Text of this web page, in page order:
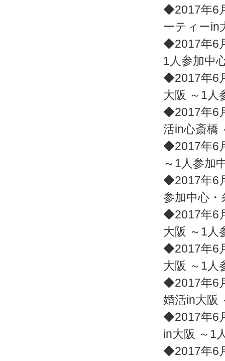
◆2017年6
ーティーin
◆2017年6
1人参加中
◆2017年6
大阪 ～1人
◆2017年6
活in心斎橋
◆2017年6
～1人参加
◆2017年6
参加中心・
◆2017年6
大阪 ～1人
◆2017年6
大阪 ～1人
◆2017年6
婚活in大阪
◆2017年6
in大阪 ～1
◆2017年6